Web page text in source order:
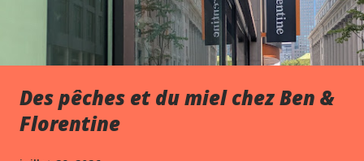
Des pêches et du miel chez Ben &
Florentine